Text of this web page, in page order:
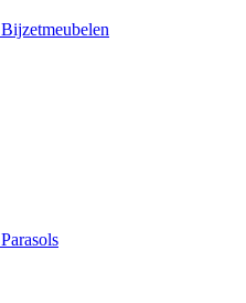
Bijzetmeubelen
Parasols